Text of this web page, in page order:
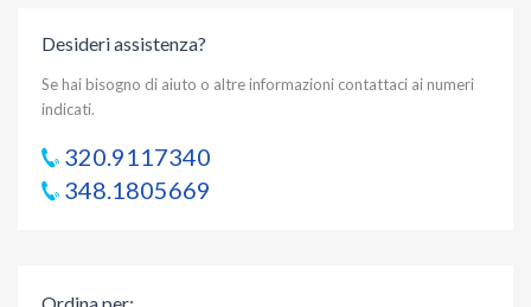
Desideri assistenza?
Se hai bisogno di aiuto o altre informazioni contattaci ai numeri
indicati.
320.9117340
348.1805669